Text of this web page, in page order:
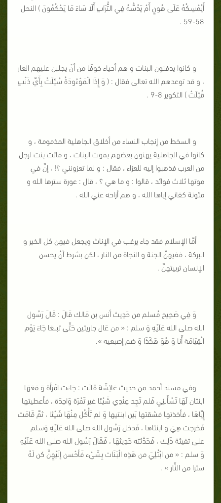
أَيُمْسِكُهُ عَلَى هُونٍ أَمْ يَدُسُّهُ فِي التُّرَابِ أَلَا سَاءَ مَا يَحْكُمُونَ ) النحل
58-59 .
و كانوا يدفنون البنات و هم أحياء خوفًا من أنْ يجلبن عليهم العار
، و قد توعدهم الله تعالى فقال : ( وَ إِذَا الْمَوْءُودَةُ سُئِلَتْ بِأَيِّ ذَنْبٍ
قُتِلَتْ ) التكوير 8-9 .
و السخط من إنجاب النساء من أخلاق الجاهلية المذمومة ، و
كانوا في الجاهلية يهنون بعضهم بموت البنات ، و ماتت بنت لرجل
من العرب فذهبوا إليه للعزاء ، فقال : و لما تعزونني ؟! ، إنَّ في
موتها ثلاث فوائد ، قالوا : و ما هي ؟ ، قال : عورة سترها الله و
مئونة كفاني إياها الله ، و هم أزاحه عني الله .
أمَّا الإسلام فقد جاء يرغب في الإناث ويجعل فيهن كل الخير و
البركة ، ففيهنَّ الجنة و النجاة من النار ، لكن بشرط أنْ يحسن
الإنسان تربيتهنَّ .
وَ فِي صَحِيح مُسلم من حَدِيث أنس بن مَالك قَالَ : قَالَ رَسُول
الله صلى الله عَلَيْهِ وَ سلم : « من عَال جاريتين حَتَّى تبلغا جَاءَ يَوْم
الْقِيَامَة أَنا وَ هُوَ هَكَذَا وَ ضم إصبعيه«
.
وفي مسند أحمد من حديث عَائِشَة قَالَت : جَاءَت امْرَأَة وَ مَعَهَا
ابنتان لَهَا تَسْأَلنِي فَلم تَجِد عِنْدِي شَيْئا غير تَمْرَة وَاحِدَة ، فأعطيتها
إِيَّاهَا ، فأخذتها فشقتها بَين ابنتيها وَ لم تَأْكُل مِنْهَا شَيْئا ، ثمَّ قَامَت
فَخرجت هِيَ و ابنتاها ، فَدخل رَسُول الله صلى الله عَلَيْهِ وَسلم
على تفيئة ذَلِك ، فَحَدَّثته حَدِيثهَا ، فَقَالَ رَسُول الله صلى الله عَلَيْهِ
وَ سلم : « من ابْتُلِيَ من هَذِه الْبَنَات بِشَيْء فَأحْسن إلَيْهِنَّ كن لَهُ
سترا من النَّار » .